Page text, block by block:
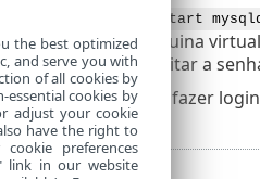
sudo systemctl start
12.Reinicie a máquina
solicitado a digitar a
Agora, você pode fazer
the best optimized
and serve you with
of all cookies by
essential cookies by
adjust your cookie
have the right to
preferences
link in our website